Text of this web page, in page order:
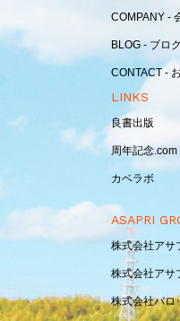
COMPANY -
BLOG - ブロ
CONTACT -
LINKS
良書出版
周年記念.com
カベラボ
ASAPRI
株式会社アサ
株式会社アサ
株式会社バロ